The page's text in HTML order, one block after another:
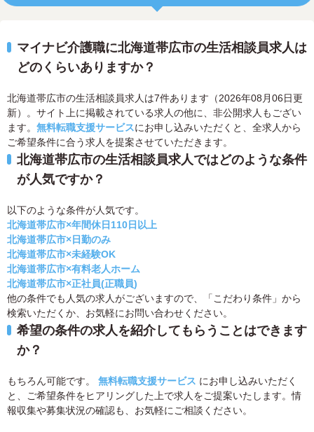
マイナビ介護職に北海道帯広市の生活相談員求人は
どのくらいありますか？
北海道帯広市の生活相談員求人は7件あります（2026年08月06日更
新）。サイト上に掲載されている求人の他に、非公開求人もござい
ます。 無料転職支援サービスにお申し込みいただくと、全求人から
ご希望条件に合う求人を提案させていただきます。
北海道帯広市の生活相談員求人ではどのような条件
が人気ですか？
以下のような条件が人気です。
北海道帯広市×年間休日110日以上
北海道帯広市×日勤のみ
北海道帯広市×未経験OK
北海道帯広市×有料老人ホーム
北海道帯広市×正社員(正職員)
他の条件でも人気の求人がございますので、「こだわり条件」から
検索いただくか、お気軽にお問い合わせください。
希望の条件の求人を紹介してもらうことはできます
か？
もちろん可能です。 無料転職支援サービス にお申し込みいただく
と、ご希望条件をヒアリングした上で求人をご提案いたします。情
報収集や募集状況の確認も、お気軽にご相談ください。